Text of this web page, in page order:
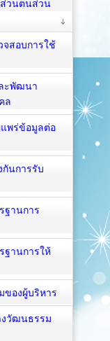
วนตนส่วน
จสอบการใช้
ะพัฒนา
ล
แพร่ข้อมูลต่อ
กันการรับ
ฐานการ
ฐานการให้
ของผู้บริหาร
งวัฒนธรรม